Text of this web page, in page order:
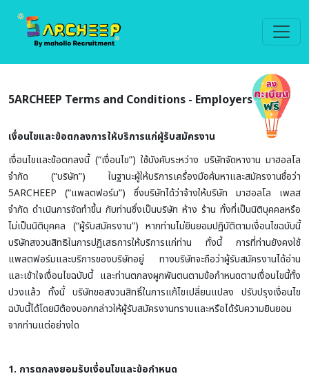
5ARCHEEP Terms and Conditions - Employers
เงื่อนไขและข้อตกลงการให้บริการแก่ผู้รับสมัครงาน
เงื่อนไขและข้อตกลงนี้ (“เงื่อนไข”) ใช้บังคับระหว่าง บริษัทจัดหางาน มาฮอลโล
จำกัด (“บริษัท”) ในฐานะผู้ให้บริการเครื่องมือค้นหาและสมัครงานชื่อว่า
5ARCHEEP (“แพลตฟอร์ม”) ซึ่งบริษัทได้ว่าจ้างให้บริษัท มาฮอลโล เพลส
จำกัด ดำเนินการจัดทำขึ้น กับท่านซึ่งเป็นบริษัท ห้าง ร้าน ทั้งที่เป็นนิติบุคคลหรือ
ไม่เป็นนิติบุคคล (“ผู้รับสมัครงาน”) หากท่านไม่ยินยอมปฏิบัติตามเงื่อนไขฉบับนี้
บริษัทสงวนสิทธิในการปฏิเสธการให้บริการแก่ท่าน ทั้งนี้ การที่ท่านยังคงใช้
แพลตฟอร์มและบริการของบริษัทอยู่ ทางบริษัทจะถือว่าผู้รับสมัครงานได้อ่าน
และเข้าใจเงื่อนไขฉบับนี้ และท่านตกลงผูกพันตนตามข้อกำหนดตามเงื่อนไขนี้ทั้ง
ปวงแล้ว ทั้งนี้ บริษัทขอสงวนสิทธิ์ในการแก้ไขเปลี่ยนแปลง ปรับปรุงเงื่อนไข
ฉบับนี้ได้โดยมิต้องบอกกล่าวให้ผู้รับสมัครงานทราบและหรือได้รับความยินยอม
จากท่านแต่อย่างใด
1. การตกลงยอมรับเงื่อนไขและข้อกำหนด